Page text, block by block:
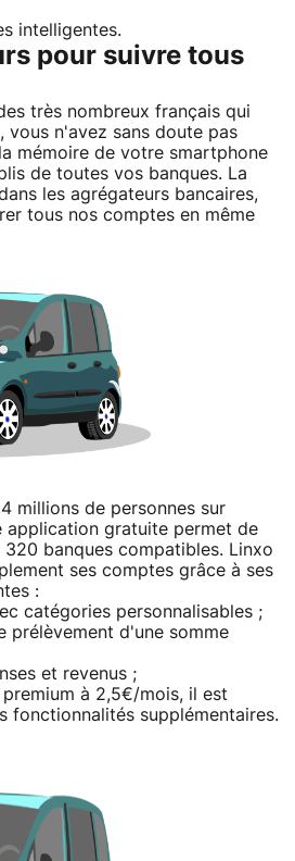
intelligentes.
pour suivre tous
très nombreux français qui
vous n'avez sans doute pas
mémoire de votre smartphone
de toutes vos banques. La
les agrégateurs bancaires,
tous nos comptes en même
millions de personnes sur
application gratuite permet de
banques compatibles. Linxo
ses comptes grâce à ses
:
catégories personnalisables ;
prélèvement d'une somme
et revenus ;
à 2,5€/mois, il est
fonctionnalités supplémentaires.